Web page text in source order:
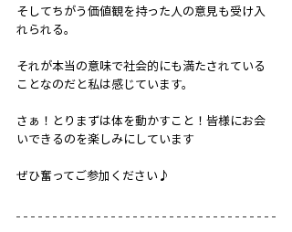
そしてちがう価値観を持った人の意見も受け入
れられる。
それが本当の意味で社会的にも満たされている
ことなのだと私は感じています。
さぁ！とりまずは体を動かすこと！皆様にお会
いできるのを楽しみにしています
ぜひ奮ってご参加ください♪